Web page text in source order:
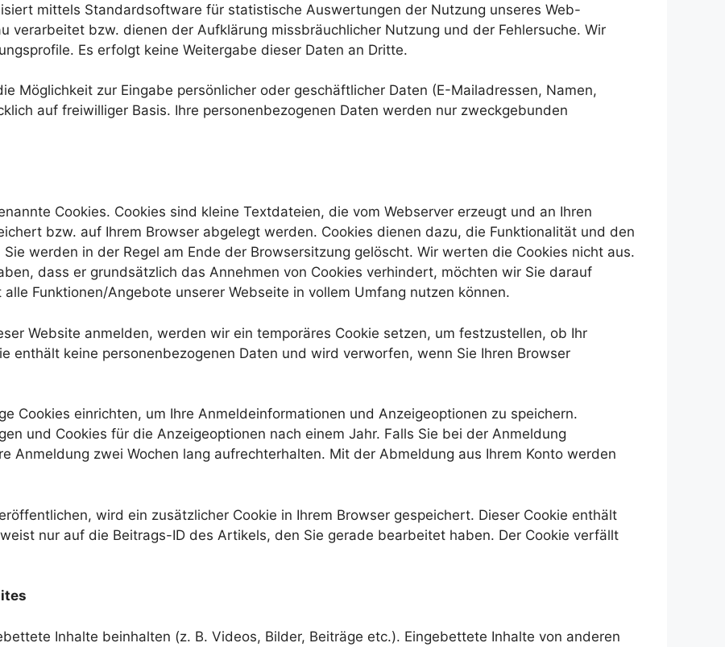
mittels Standardsoftware für statistische Auswertungen der Nutzung unseres Web-
verarbeitet bzw. dienen der Aufklärung missbräuchlicher Nutzung und der Fehlersuche. Wir
Es erfolgt keine Weitergabe dieser Daten an Dritte.
Möglichkeit zur Eingabe persönlicher oder geschäftlicher Daten (E-Mailadressen, Namen,
auf freiwilliger Basis. Ihre personenbezogenen Daten werden nur zweckgebunden
Cookies. Cookies sind kleine Textdateien, die vom Webserver erzeugt und an Ihren
bzw. auf Ihrem Browser abgelegt werden. Cookies dienen dazu, die Funktionalität und den
werden in der Regel am Ende der Browsersitzung gelöscht. Wir werten die Cookies nicht aus.
dass er grundsätzlich das Annehmen von Cookies verhindert, möchten wir Sie darauf
Funktionen/Angebote unserer Webseite in vollem Umfang nutzen können.
Website anmelden, werden wir ein temporäres Cookie setzen, um festzustellen, ob Ihr
enthält keine personenbezogenen Daten und wird verworfen, wenn Sie Ihren Browser
Cookies einrichten, um Ihre Anmeldeinformationen und Anzeigeoptionen zu speichern.
und Cookies für die Anzeigeoptionen nach einem Jahr. Falls Sie bei der Anmeldung
Anmeldung zwei Wochen lang aufrechterhalten. Mit der Abmeldung aus Ihrem Konto werden
wird ein zusätzlicher Cookie in Ihrem Browser gespeichert. Dieser Cookie enthält
nur auf die Beitrags-ID des Artikels, den Sie gerade bearbeitet haben. Der Cookie verfällt
Inhalte beinhalten (z. B. Videos, Bilder, Beiträge etc.). Eingebettete Inhalte von anderen